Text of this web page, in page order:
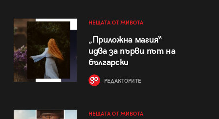
НЕЩАТА ОТ ЖИВОТА
„Приложна магия“
идва за първи път на
български
РЕДАКТОРИТЕ
НЕЩАТА ОТ ЖИВОТА